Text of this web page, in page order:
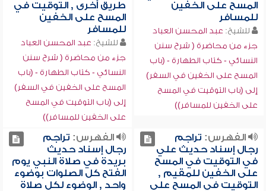
المسح على الخفين
للمسافر
للشيخ: عبد المحسن العباد
جزء من محاضرة ( شرح سنن
النسائي - كتاب الطهارة - (باب
المسح على الخفين في السفر)
إلى (باب التوقيت في المسح
على الخفين للمسافر))
طريق أخرى , التوقيت في
المسح على الخفين
للمسافر
للشيخ: عبد المحسن العباد
جزء من محاضرة ( شرح سنن
النسائي - كتاب الطهارة - (باب
المسح على الخفين في السفر)
إلى (باب التوقيت في المسح
على الخفين للمسافر))
الفهرس: تراجم
رجال إسناد حديث علي
في التوقيت في المسح
على الخفين للمقيم ,
التوقيت في المسح على
الفهرس: تراجم
رجال إسناد حديث
بريدة في صلاة النبي يوم
الفتح كل الصلوات بوضوء
واحد , الوضوء لكل صلاة